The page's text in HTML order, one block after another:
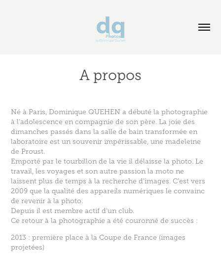
A propos
Né à Paris, Dominique QUEHEN a débuté la photographie
à l’adolescence en compagnie de son père. La joie des
dimanches passés dans la salle de bain transformée en
laboratoire est un souvenir impérissable, une madeleine
de Proust.
Emporté par le tourbillon de la vie il délaisse la photo. Le
travail, les voyages et son autre passion la moto ne
laissent plus de temps à la recherche d’images. C’est vers
2009 que la qualité des appareils numériques le convainc
de revenir à la photo.
Depuis il est membre actif d’un club.
Ce retour à la photographie a été couronné de succès :
2013 : première place à la Coupe de France (images
projetées)